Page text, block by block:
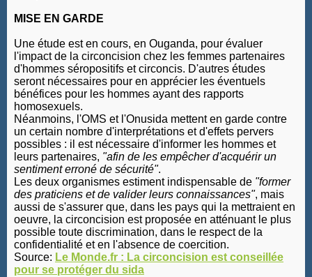
MISE EN GARDE
Une étude est en cours, en Ouganda, pour évaluer
l'impact de la circoncision chez les femmes partenaires
d'hommes séropositifs et circoncis. D'autres études
seront nécessaires pour en apprécier les éventuels
bénéfices pour les hommes ayant des rapports
homosexuels.
Néanmoins, l'OMS et l'Onusida mettent en garde contre
un certain nombre d'interprétations et d'effets pervers
possibles : il est nécessaire d'informer les hommes et
leurs partenaires, "afin de les empêcher d'acquérir un
sentiment erroné de sécurité".
Les deux organismes estiment indispensable de "former
des praticiens et de valider leurs connaissances", mais
aussi de s'assurer que, dans les pays qui la mettraient en
oeuvre, la circoncision est proposée en atténuant le plus
possible toute discrimination, dans le respect de la
confidentialité et en l'absence de coercition.
Source: Le Monde.fr : La circoncision est conseillée
pour se protéger du sida